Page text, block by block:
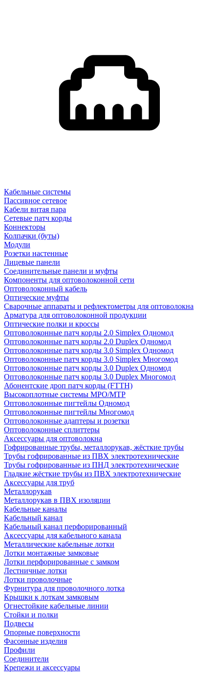
Кабельные системы
Пассивное сетевое
Кабели витая пара
Сетевые патч корды
Коннекторы
Колпачки (буты)
Модули
Розетки настенные
Лицевые панели
Соединительные панели и муфты
Компоненты для оптоволоконной сети
Оптоволоконный кабель
Оптические муфты
Сварочные аппараты и рефлектометры для оптоволокна
Арматура для оптоволоконной продукции
Оптические полки и кроссы
Оптоволоконные патч корды 2.0 Simplex Одномод
Оптоволоконные патч корды 2.0 Duplex Одномод
Оптоволоконные патч корды 3.0 Simplex Одномод
Оптоволоконные патч корды 3.0 Simplex Многомод
Оптоволоконные патч корды 3.0 Duplex Одномод
Оптоволоконные патч корды 3.0 Duplex Многомод
Абонентские дроп патч корды (FTTH)
Высокоплотные системы MPO/MTP
Оптоволоконные пигтейлы Одномод
Оптоволоконные пигтейлы Многомод
Оптоволоконные адаптеры и розетки
Оптоволоконные сплиттеры
Аксессуары для оптоволокна
Гофрированные трубы, металлорукав, жёсткие трубы
Трубы гофрированные из ПВХ электротехнические
Трубы гофрированные из ПНД электротехнические
Гладкие жёсткие трубы из ПВХ электротехнические
Аксессуары для труб
Металлорукав
Металлорукав в ПВХ изоляции
Кабельные каналы
Кабельный канал
Кабельный канал перфорированный
Аксессуары для кабельного канала
Металлические кабельные лотки
Лотки монтажные замковые
Лотки перфорированные с замком
Лестничные лотки
Лотки проволочные
Фурнитура для проволочного лотка
Крышки к лоткам замковым
Огнестойкие кабельные линии
Стойки и полки
Подвесы
Опорные поверхности
Фасонные изделия
Профили
Соединители
Крепежи и аксессуары